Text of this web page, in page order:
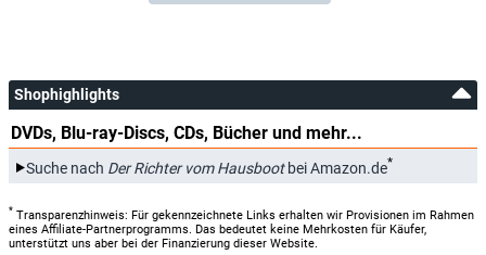
Shophighlights
DVDs, Blu-ray-Discs, CDs, Bücher und mehr...
Suche nach Der Richter vom Hausbootbei Amazon.de*
* Transparenzhinweis: Für gekennzeichnete Links erhalten wir Provisionen im Rahmen
eines Affiliate-Partnerprogramms. Das bedeutet keine Mehrkosten für Käufer,
unterstützt uns aber bei der Finanzierung dieser Website.